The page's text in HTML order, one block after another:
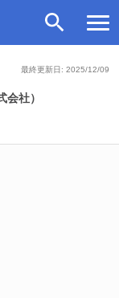
最終更新日: 2025/12/09
会社）